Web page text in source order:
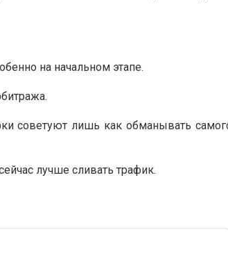
на начальном этапе.
советуют лишь как обманывать
лучше сливать трафик.